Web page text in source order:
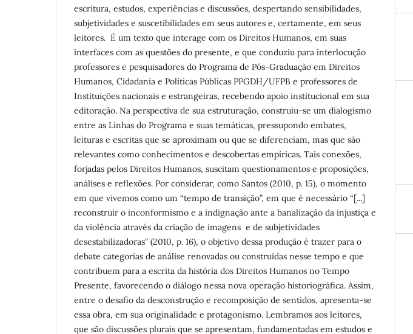
escritura, estudos, experiências e discussões, despertando sensibilidades,
subjetividades e suscetibilidades em seus autores e, certamente, em seus
leitores. É um texto que interage com os Direitos Humanos, em suas
interfaces com as questões do presente, e que conduziu para interlocução
professores e pesquisadores do Programa de Pós-Graduação em Direitos
Humanos, Cidadania e Políticas Públicas PPGDH/UFPB e professores de
Instituições nacionais e estrangeiras, recebendo apoio institucional em sua
editoração. Na perspectiva de sua estruturação, construiu-se um dialogismo
entre as Linhas do Programa e suas temáticas, pressupondo embates,
leituras e escritas que se aproximam ou que se diferenciam, mas que são
relevantes como conhecimentos e descobertas empíricas. Tais conexões,
forjadas pelos Direitos Humanos, suscitam questionamentos e proposições,
análises e reflexões. Por considerar, como Santos (2010, p. 15), o momento
em que vivemos como um “tempo de transição”, em que é necessário “[...]
reconstruir o inconformismo e a indignação ante a banalização da injustiça e
da violência através da criação de imagens e de subjetividades
desestabilizadoras” (2010, p. 16), o objetivo dessa produção é trazer para o
debate categorias de análise renovadas ou construídas nesse tempo e que
contribuem para a escrita da história dos Direitos Humanos no Tempo
Presente, favorecendo o diálogo nessa nova operação historiográfica. Assim,
entre o desafio da desconstrução e recomposição de sentidos, apresenta-se
essa obra, em sua originalidade e protagonismo. Lembramos aos leitores,
que são discussões plurais que se apresentam, fundamentadas em estudos e